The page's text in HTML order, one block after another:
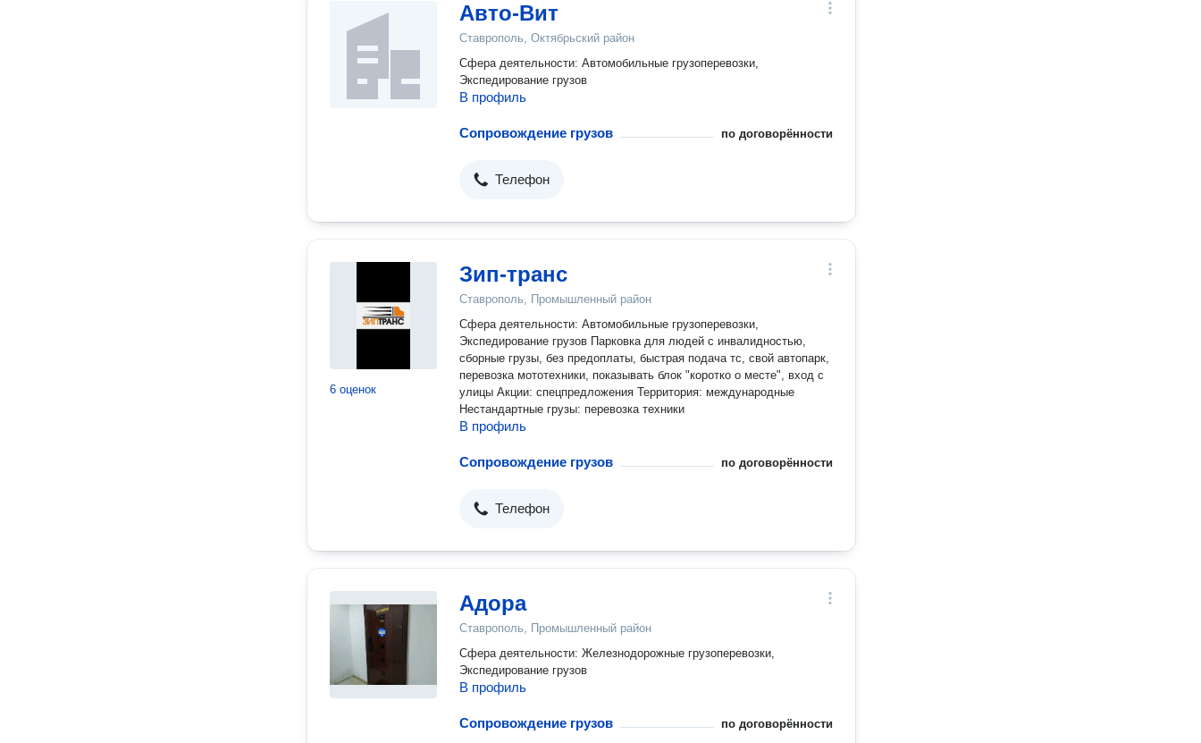
Авто-Вит
Ставрополь, Октябрьский район
Сфера деятельности: Автомобильные грузоперевозки,
Экспедирование грузов
В профиль
Сопровождение грузов по договорённости
Телефон
6 оценок
Зип-транс
Ставрополь, Промышленный район
Сфера деятельности: Автомобильные грузоперевозки,
Экспедирование грузов Парковка для людей с инвалидностью,
сборные грузы, без предоплаты, быстрая подача тс, свой автопарк,
перевозка мототехники, показывать блок "коротко о месте", вход с
улицы Акции: спецпредложения Территория: международные
Нестандартные грузы: перевозка техники
В профиль
Сопровождение грузов по договорённости
Телефон
Адора
Ставрополь, Промышленный район
Сфера деятельности: Железнодорожные грузоперевозки,
Экспедирование грузов
В профиль
Сопровождение грузов по договорённости